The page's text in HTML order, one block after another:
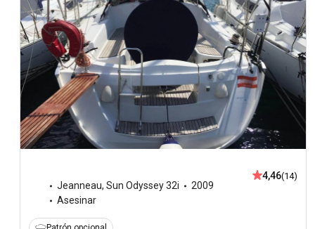
Jeanneau, Sun Odyssey 32i
2009
Asesinar
4,46(14)